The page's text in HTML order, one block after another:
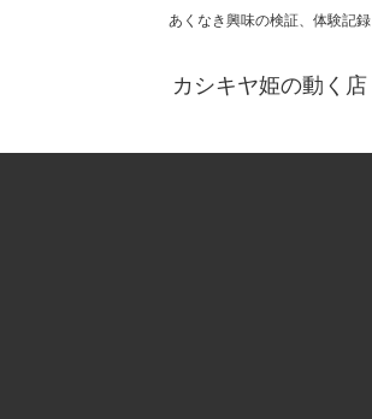
あくなき興味の検証、体験記録
カシキヤ姫の動く店